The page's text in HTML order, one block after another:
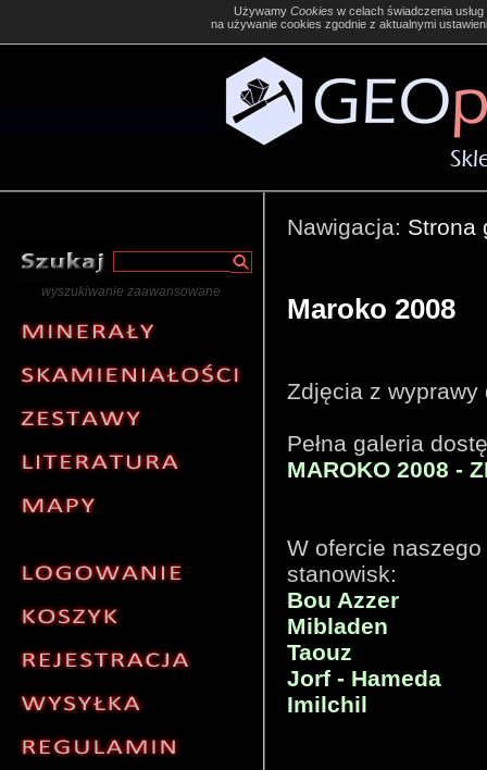
Używamy Cookies w celach świadczenia
na używanie cookies zgodnie z aktualnymi
wyszukiwanie zaawansowane
Nawigacja: Strona
Maroko 2008
Zdjęcia z
Pełna galeria
MAROKO 2008 -
W ofercie
stanowisk:
Bou Azzer
Mibladen
Taouz
Jorf - Hameda
Imilchil